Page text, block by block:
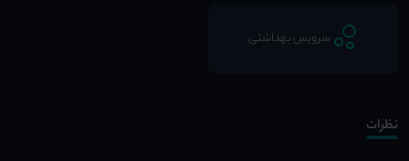
سرویس بهداشتی
نظرات